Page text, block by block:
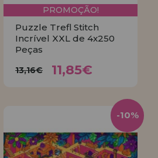
PROMOÇÃO!
Puzzle Trefl Stitch
Incrível XXL de 4x250
Peças
13,16€ 11,85€
-10%